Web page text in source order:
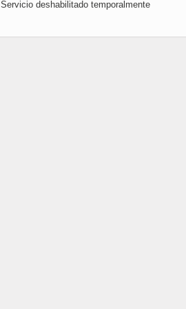
Servicio deshabilitado temporalmente